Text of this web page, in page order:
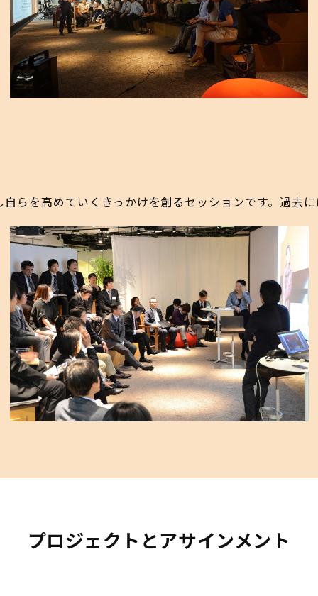
を高めていくきっかけを創るセッションです。過
プロジェクトとアサインメント